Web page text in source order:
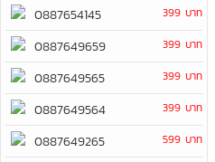
0887654145 399 บาท
0887649659 399 บาท
0887649565 399 บาท
0887649564 399 บาท
0887649265 599 บาท